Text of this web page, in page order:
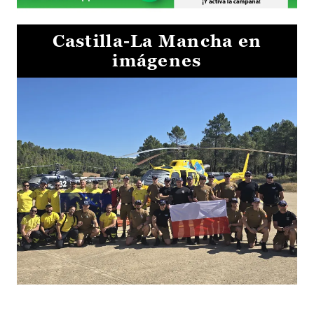
Castilla-La Mancha en
imágenes